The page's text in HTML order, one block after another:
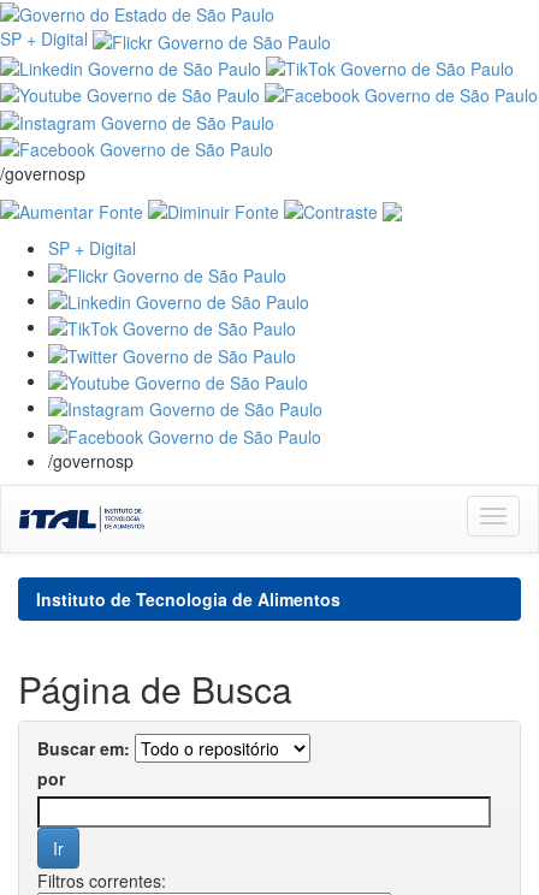
SP + Digital
/governosp
SP + Digital
/governosp
navigation
Instituto de Tecnologia de Alimentos
Página de Busca
Buscar em:
por
Filtros correntes: